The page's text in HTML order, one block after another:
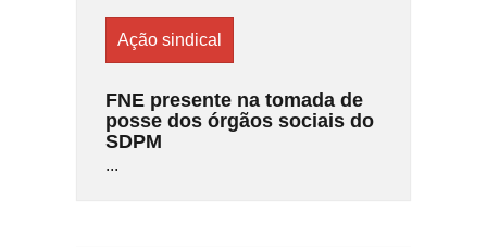
Ação sindical
FNE presente na tomada de
posse dos órgãos sociais do
SDPM
...